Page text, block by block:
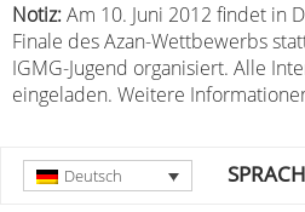
Notiz:Am 10. Juni 2012 findet in
Finale des Azan-Wettbewerbs
IGMG-Jugend organisiert. Alle
eingeladen. Weitere
Deutsch